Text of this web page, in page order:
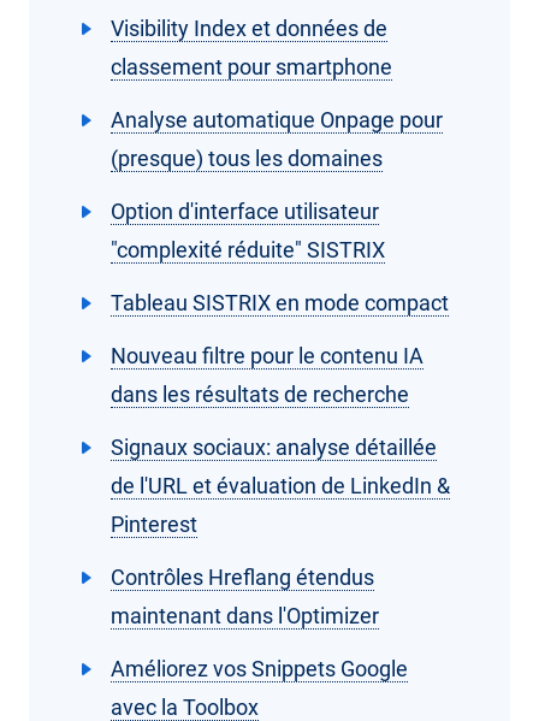
Visibility Index et données de
classement pour smartphone
Analyse automatique Onpage pour
(presque) tous les domaines
Option d'interface utilisateur
"complexité réduite" SISTRIX
Tableau SISTRIX en mode compact
Nouveau filtre pour le contenu IA
dans les résultats de recherche
Signaux sociaux: analyse détaillée
de l'URL et évaluation de LinkedIn &
Pinterest
Contrôles Hreflang étendus
maintenant dans l'Optimizer
Améliorez vos Snippets Google
avec la Toolbox